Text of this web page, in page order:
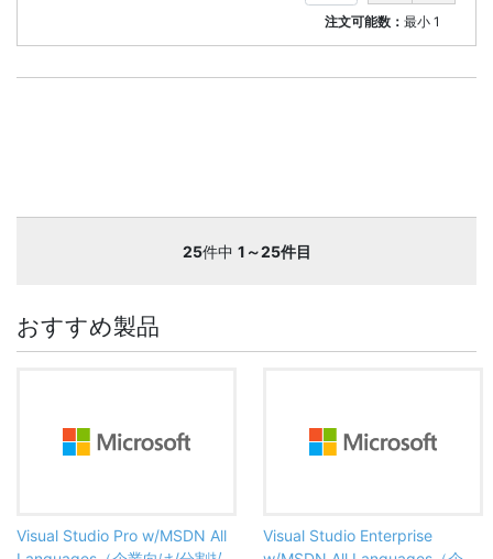
注文可能数：最小 1
25件中 1～25件目
おすすめ製品
Visual Studio Pro w/MSDN All
Visual Studio Enterprise